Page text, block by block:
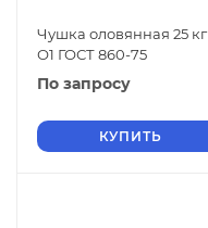
Чушка оловянная 25 кг
О1 ГОСТ 860-75
По запросу
КУПИТЬ